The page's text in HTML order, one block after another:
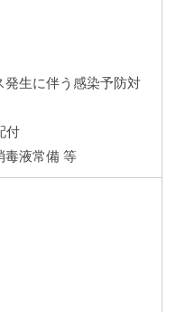
生に伴う感染予防対
付
毒液常備 等